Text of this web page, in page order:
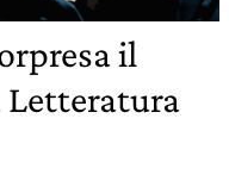
il
Letteratura